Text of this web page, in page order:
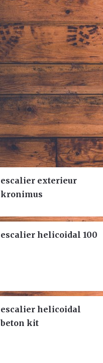
escalier exterieur
kronimus
escalier helicoidal 100
escalier helicoidal
beton kit